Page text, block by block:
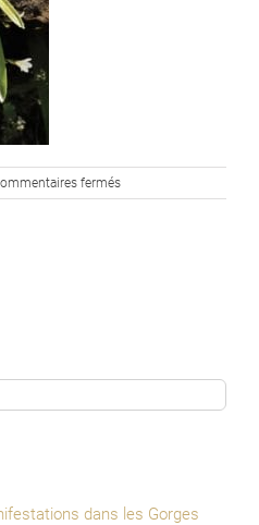
ferméssur
Hyacinthoides
dans les Gorges